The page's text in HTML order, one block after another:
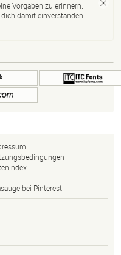
Vorgaben zu erinnern.
damit einverstanden.
bei Pinterest